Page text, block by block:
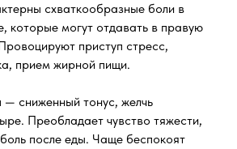
схваткообразные боли в
которые могут отдавать в правую
приступ стресс,
прием жирной пищи.
— сниженный тонус, желчь
Преобладает чувство тяжести,
после еды. Чаще беспокоят